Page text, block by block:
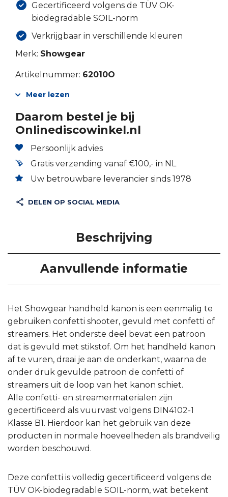
Gecertificeerd volgens de TÜV OK-
biodegradable SOIL-norm
Verkrijgbaar in verschillende kleuren
Merk: Showgear
Artikelnummer: 62010O
Meer lezen
Daarom bestel je bij
Onlinediscowinkel.nl
Persoonlijk advies
Gratis verzending vanaf €100,- in NL
Uw betrouwbare leverancier sinds 1978
DELEN OP SOCIAL MEDIA
Beschrijving
Aanvullende informatie
Het Showgear handheld kanon is een eenmalig te
gebruiken confetti shooter, gevuld met confetti of
streamers. Het onderste deel bevat een patroon
dat is gevuld met stikstof. Om het handheld kanon
af te vuren, draai je aan de onderkant, waarna de
onder druk gevulde patroon de confetti of
streamers uit de loop van het kanon schiet.
Alle confetti- en streamermaterialen zijn
gecertificeerd als vuurvast volgens DIN4102-1
Klasse B1. Hierdoor kan het gebruik van deze
producten in normale hoeveelheden als brandveilig
worden beschouwd.
Deze confetti is volledig gecertificeerd volgens de
TÜV OK-biodegradable SOIL-norm, wat betekent